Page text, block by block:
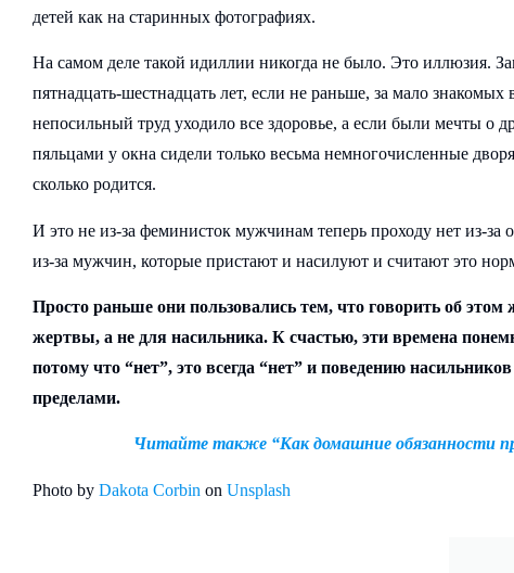
детей как на старинных фотографиях.
На самом деле такой идиллии никогда не было. Это иллюзия.
пятнадцать-шестнадцать лет, если не раньше, за мало
непосильный труд уходило все здоровье, а если были мечты
пяльцами у окна сидели только весьма немногочисленные
сколько родится.
И это не из-за феминисток мужчинам теперь проходу нет из-за
из-за мужчин, которые пристают и насилуют и считают это
Просто раньше они пользовались тем, что говорить об
жертвы, а не для насильника. К счастью, эти времена
потому что “нет”, это всегда “нет” и поведению
пределами.
Читайте также “Как домашние обязанности
Photo by Dakota Corbin on Unsplash